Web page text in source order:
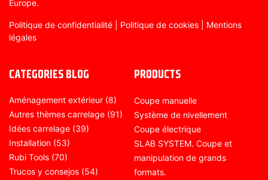
Europe.
Politique de confidentialité Politique de cookies
Mentions
légales
CATEGORIES BLOG
Aménagement extérieur (8)
Autres thèmes carrelage (91)
Idées carrelage (39)
Installation (53)
Rubi Tools (70)
Trucos y consejos (54)
PRODUCTS
Coupe manuelle
Système de nivellement
Coupe électrique
SLAB SYSTEM. Coupe et
manipulation de grands
formats.